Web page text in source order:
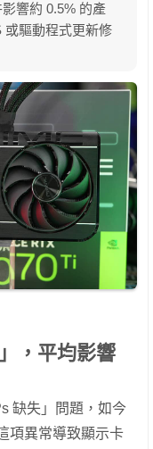
響約 0.5% 的產
或驅動程式更新修
，平均影響
缺失」問題，如今
項異常導致顯示卡